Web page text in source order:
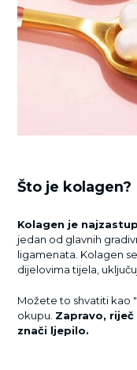
Što je kolagen?
Kolagen je
jedan od glavnih
ligamenata. Kolagen
dijelovima tijela,
Možete to shvatiti kao
okupu. Zapravo,
znači ljepilo.